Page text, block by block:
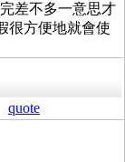
差不多一意思才
很方便地就會使
quote